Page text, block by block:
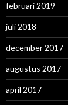
februari 2019
juli 2018
december 2017
augustus 2017
april 2017